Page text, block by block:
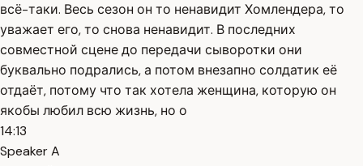
всё-таки. Весь сезон он то ненавидит Хомлендера, то
уважает его, то снова ненавидит. В последних
совместной сцене до передачи сыворотки они
буквально подрались, а потом внезапно солдатик её
отдаёт, потому что так хотела женщина, которую он
якобы любил всю жизнь, но о
14:13
Speaker A